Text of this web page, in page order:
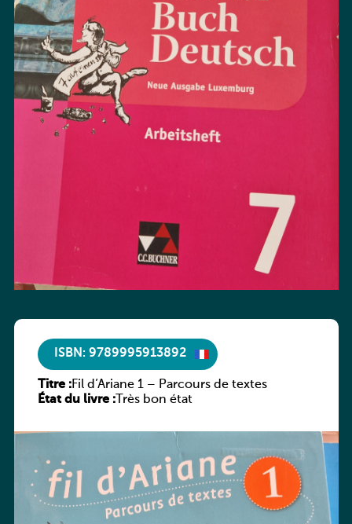
ISBN: 9789995913892
Titre :Fil d’Ariane 1 – Parcours de textes
État du livre :Très bon état